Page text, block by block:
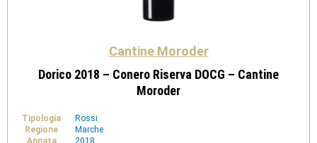
Cantine Moroder
Dorico 2018 – Conero Riserva DOCG – Cantine
Moroder
Tipologia
Rossi
Regione
Marche